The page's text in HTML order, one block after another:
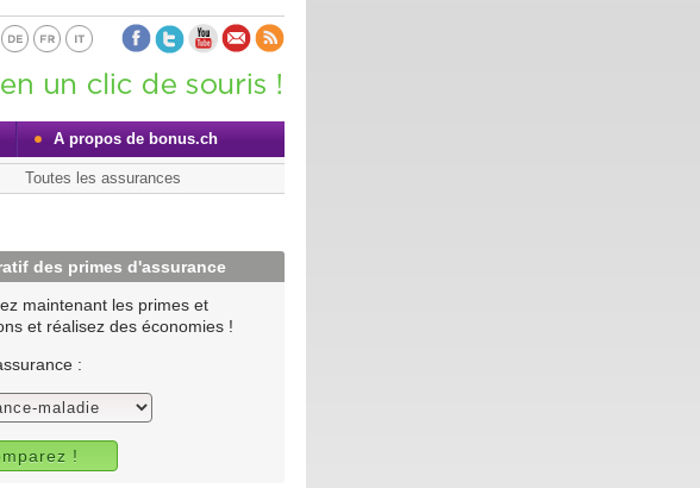
A propos de bonus.ch
Toutes les assurances
des primes d'assurance
maintenant les primes et
et réalisez des économies !
: